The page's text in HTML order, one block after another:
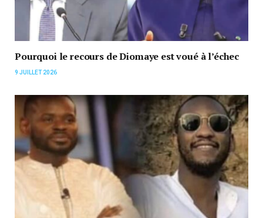
Pourquoi le recours de Diomaye est voué à l’échec
9 JUILLET 2026